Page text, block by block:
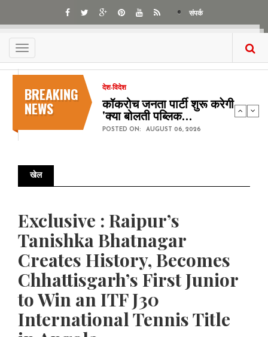
main
content
संपर्क
Toggle
navigation
BREAKING
NEWS
देश-विदेश
कॉकरोच जनता पार्टी शुरू करेगी
'क्या बोलती पब्लिक…
POSTED ON: AUGUST 06, 2026
खेल
Exclusive : Raipur’s
Tanishka Bhatnagar
Creates History, Becomes
Chhattisgarh’s First Junior
to Win an ITF J30
International Tennis Title
Pagination